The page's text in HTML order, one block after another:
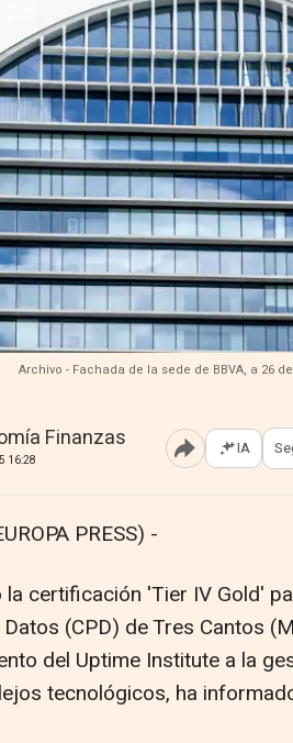
Archivo - Fachada de la sede de BBVA, a 26
Finanzas
16:28 Abrir IA
PRESS) -
la certificación 'Tier IV Gold'
(CPD) de Tres Cantos
del Uptime Institute a la
tecnológicos, ha